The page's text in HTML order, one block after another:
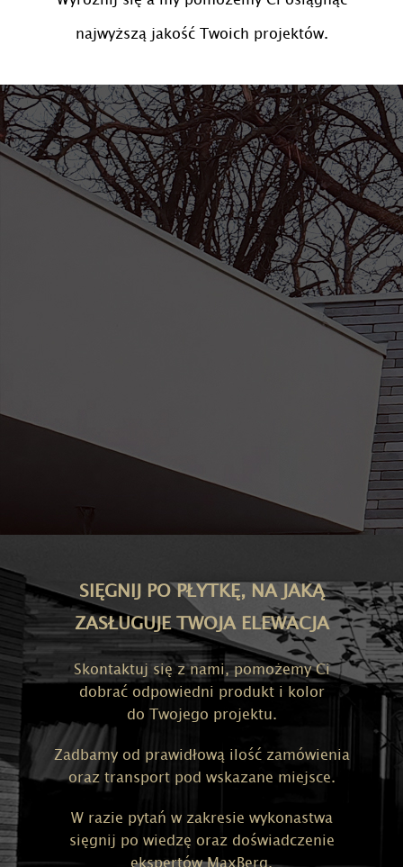
najwyższą jakość Twoich projektów.
SIĘGNIJ PO PŁYTKĘ, NA JAKĄ
ZASŁUGUJE TWOJA ELEWACJA
Skontaktuj się z nami, pomożemy Ci
dobrać odpowiedni produkt i kolor
do Twojego projektu.
Zadbamy od prawidłową ilość zamówienia
oraz transport pod wskazane miejsce.
W razie pytań w zakresie wykonastwa
sięgnij po wiedzę oraz doświadczenie
ekspertów MaxBerg.